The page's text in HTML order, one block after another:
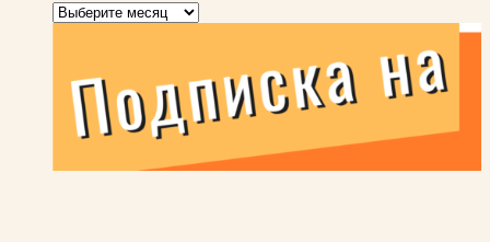
Архивы